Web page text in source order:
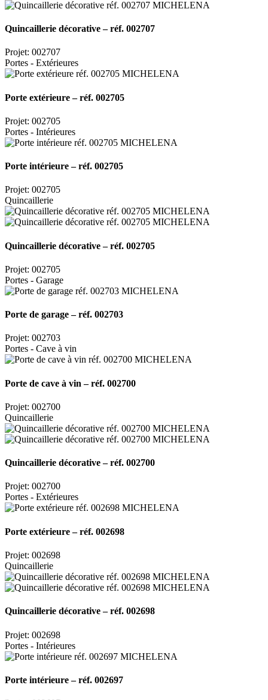
Quincaillerie décorative – réf. 002707
Projet: 002707
Portes - Extérieures
Porte extérieure – réf. 002705
Projet: 002705
Portes - Intérieures
Porte intérieure – réf. 002705
Projet: 002705
Quincaillerie
Quincaillerie décorative – réf. 002705
Projet: 002705
Portes - Garage
Porte de garage – réf. 002703
Projet: 002703
Portes - Cave à vin
Porte de cave à vin – réf. 002700
Projet: 002700
Quincaillerie
Quincaillerie décorative – réf. 002700
Projet: 002700
Portes - Extérieures
Porte extérieure – réf. 002698
Projet: 002698
Quincaillerie
Quincaillerie décorative – réf. 002698
Projet: 002698
Portes - Intérieures
Porte intérieure – réf. 002697